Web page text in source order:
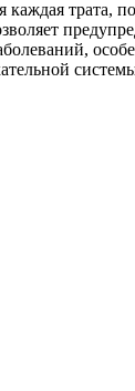
каждая трата,